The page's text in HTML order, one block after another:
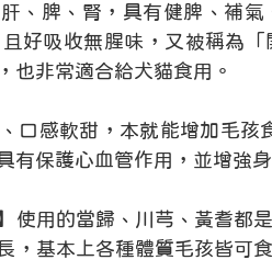
、脾、腎，具有健脾、補
好吸收無腥味，又被稱為
也非常適合給犬貓食用。
口感軟甜，本就能增加毛
有保護心血管作用，並增強
使用的當歸、川芎、黃耆都
，基本上各種體質毛孩皆可